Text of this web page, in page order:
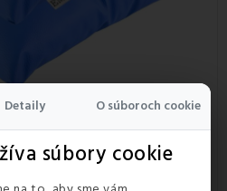
Detaily O súboroch cookie
súbory cookie
vankúša: